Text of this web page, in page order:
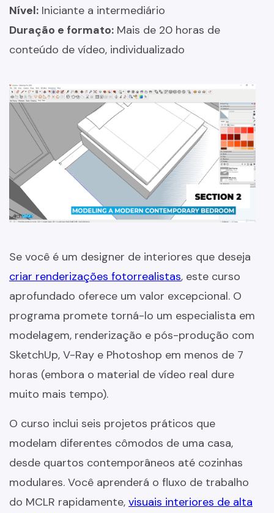
Nível: Iniciante a intermediário
Duração e formato: Mais de 20 horas de
conteúdo de vídeo, individualizado
Se você é um designer de interiores que deseja
criar renderizações fotorrealistas, este curso
aprofundado oferece um valor excepcional. O
programa promete torná-lo um especialista em
modelagem, renderização e pós-produção com
SketchUp, V-Ray e Photoshop em menos de 7
horas (embora o material de vídeo real dure
muito mais tempo).
O curso inclui seis projetos práticos que
modelam diferentes cômodos de uma casa,
desde quartos contemporâneos até cozinhas
modulares. Você aprenderá o fluxo de trabalho
do MCLR rapidamente, visuais interiores de alta